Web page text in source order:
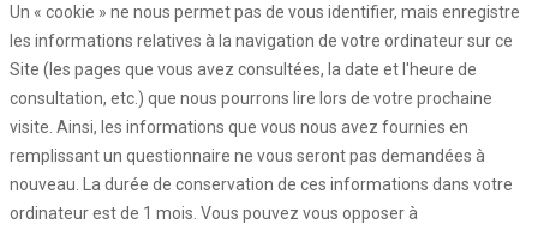
Un « cookie » ne nous permet pas de vous identifier, mais enregistre
les informations relatives à la navigation de votre ordinateur sur ce
Site (les pages que vous avez consultées, la date et l'heure de
consultation, etc.) que nous pourrons lire lors de votre prochaine
visite. Ainsi, les informations que vous nous avez fournies en
remplissant un questionnaire ne vous seront pas demandées à
nouveau. La durée de conservation de ces informations dans votre
ordinateur est de 1 mois. Vous pouvez vous opposer à